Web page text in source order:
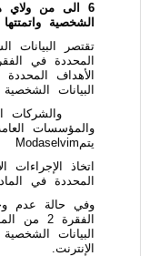
6 الى من
الشخصية واتمتتها
تقتصر
البيانات
والشركات
والمؤسسات
يتمModaselvim
اتخاذ الإجراءات
المحددة في المادتين 8 و 9 من القانون
وفي حالة عدم
البيانات
الإنترنت.